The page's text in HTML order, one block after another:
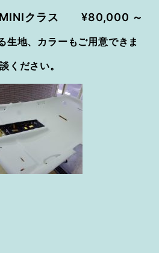
MINIクラス ¥80,000 ～
生地、カラーもご用意できま
ください。